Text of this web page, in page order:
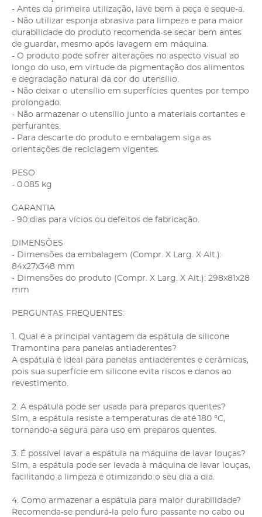
- Antes da primeira utilização, lave bem a peça e seque-a.
- Não utilizar esponja abrasiva para limpeza e para maior
durabilidade do produto recomenda-se secar bem antes
de guardar, mesmo após lavagem em máquina.
- O produto pode sofrer alterações no aspecto visual ao
longo do uso, em virtude da pigmentação dos alimentos
e degradação natural da cor do utensílio.
- Não deixar o utensílio em superfícies quentes por tempo
prolongado.
- Não armazenar o utensílio junto a materiais cortantes e
perfurantes.
- Para descarte do produto e embalagem siga as
orientações de reciclagem vigentes.
PESO
- 0.085 kg
GARANTIA
- 90 dias para vícios ou defeitos de fabricação.
DIMENSÕES
- Dimensões da embalagem (Compr. X Larg. X Alt.):
84x27x348 mm
- Dimensões do produto (Compr. X Larg. X Alt.): 298x81x28
mm
PERGUNTAS FREQUENTES:
1. Qual é a principal vantagem da espátula de silicone
Tramontina para panelas antiaderentes?
A espátula é ideal para panelas antiaderentes e cerâmicas,
pois sua superfície em silicone evita riscos e danos ao
revestimento.
2. A espátula pode ser usada para preparos quentes?
Sim, a espátula resiste a temperaturas de até 180 °C,
tornando-a segura para uso em preparos quentes.
3. É possível lavar a espátula na máquina de lavar louças?
Sim, a espátula pode ser levada à máquina de lavar louças,
facilitando a limpeza e otimizando o seu dia a dia.
4. Como armazenar a espátula para maior durabilidade?
Recomenda-se pendurá-la pelo furo passante no cabo ou